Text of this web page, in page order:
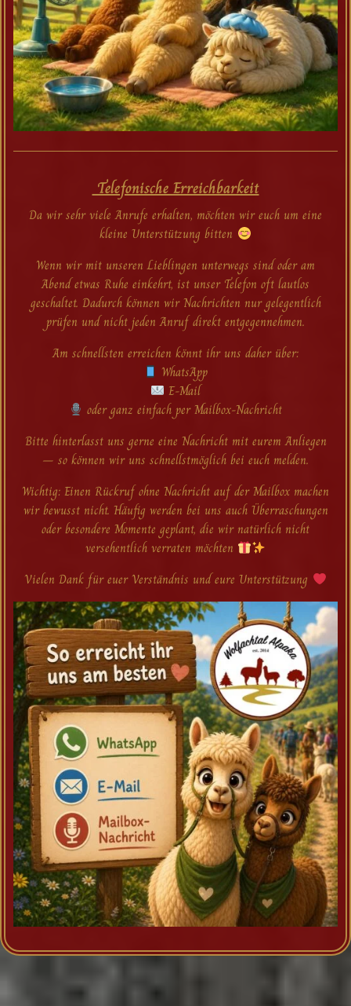
Telefonische Erreichbarkeit
Da wir sehr viele Anrufe erhalten, möchten wir euch um eine
kleine Unterstützung bitten
Wenn wir mit unseren Lieblingen unterwegs sind oder am
Abend etwas Ruhe einkehrt, ist unser Telefon oft lautlos
geschaltet. Dadurch können wir Nachrichten nur gelegentlich
prüfen und nicht jeden Anruf direkt entgegennehmen.
Am schnellsten erreichen könnt ihr uns daher über:
WhatsApp
E-Mail
oder ganz einfach per Mailbox-Nachricht
Bitte hinterlasst uns gerne eine Nachricht mit eurem Anliegen
– so können wir uns schnellstmöglich bei euch melden.
Wichtig: Einen Rückruf ohne Nachricht auf der Mailbox machen
wir bewusst nicht. Häufig werden bei uns auch Überraschungen
oder besondere Momente geplant, die wir natürlich nicht
versehentlich verraten möchten
Vielen Dank für euer Verständnis und eure Unterstützung